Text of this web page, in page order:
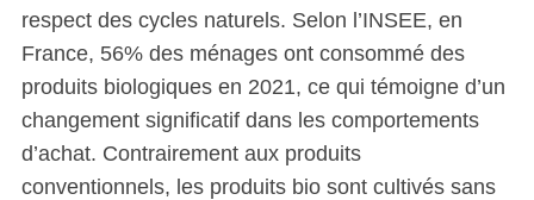
respect des cycles naturels. Selon l’INSEE, en
France, 56% des ménages ont consommé des
produits biologiques en 2021, ce qui témoigne d’un
changement significatif dans les comportements
d’achat. Contrairement aux produits
conventionnels, les produits bio sont cultivés sans